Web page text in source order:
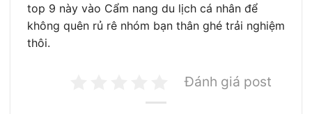
top 9 này vào Cẩm nang du lịch cá nhân để
không quên rủ rê nhóm bạn thân ghé trải nghiệm
thôi.
Đánh giá post